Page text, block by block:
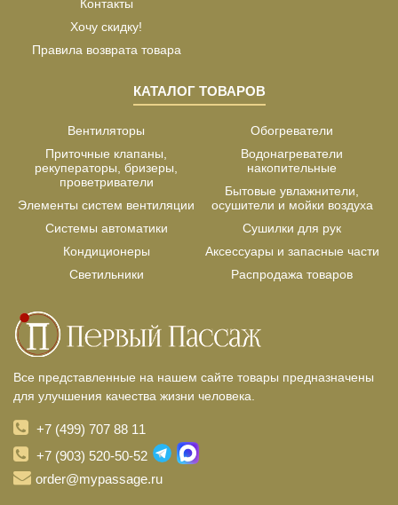
Контакты
Хочу скидку!
Правила возврата товара
КАТАЛОГ ТОВАРОВ
Вентиляторы
Приточные клапаны,
рекуператоры, бризеры,
проветриватели
Элементы систем вентиляции
Системы автоматики
Кондиционеры
Светильники
Обогреватели
Водонагреватели
накопительные
Бытовые увлажнители,
осушители и мойки воздуха
Сушилки для рук
Аксессуары и запасные части
Распродажа товаров
Все представленные на нашем сайте товары предназначены
для улучшения качества жизни человека.
+7 (499) 707 88 11
+7 (903) 520-50-52
order@mypassage.ru